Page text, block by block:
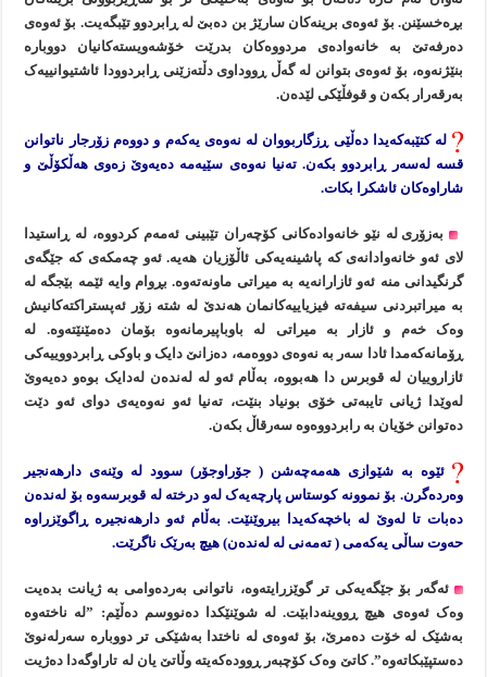
بڕەخسێنن. بۆ ئەوەی برینەکان سارێژ بن دەبێ لە ڕابردوو تێبگەیت. بۆ ئەوەی
دەرفەتێ بە خانەوادەی مردووەکان بدرێت خۆشەویستەکانیان دووبارە
بنێژنەوە، بۆ ئەوەی بتوانن لە گەڵ ڕووداوی دڵتەزێنی ڕابردوودا ئاشتیوانییەک
بەرقەرار بکەن و قوفڵێکی لێدەن.
لە کتێبەکەیدا دەڵێی ڕزگاربووان لە نەوەی یەکەم و دووەم زۆرجار ناتوانن
قسە لەسەر ڕابردوو بکەن. تەنیا نەوەی سێیەمە دەیەوێ زەوی هەڵکۆڵێ و
شاراوەکان ئاشکرا بکات.
بەزۆری لە نێو خانەوادەکانی کۆچەران تێبینی ئەمەم کردووە، لە ڕاستیدا
لای ئەو خانەوادانەی کە پاشینەیەکی ئاڵۆزیان هەیە. ئەو چەمکەی کە جێگەی
گرنگیدانی منە ئەو ئازارانەیە بە میراتی ماونەتەوە. بڕوام وایە ئێمە بێجگە لە
بە میراتبردنی سیفەتە فیزیاییەکانمان هەندێ لە شتە زۆر ئەپستراکتەکانیش
وەک خەم و ئازار بە میراتی لە باوباپیرمانەوە بۆمان دەمێنێتەوە. لە
ڕۆمانەکەمدا ئادا سەر بە نەوەی دووەمە، دەزانێ دایک و باوکی ڕابردووییەکی
ئازاروییان لە قوبرس دا هەبووە، بەڵام ئەو لە لەندەن لەدایک بوەو دەیەوێ
لەوێدا ژیانی تایبەتی خۆی بونیاد بنێت، تەنیا ئەو نەوەیەی دوای ئەو دێت
دەتوانن خۆیان بە رابردووەوە سەرقاڵ بکەن.
ئێوە بە شێوازی هەمەچەشن ( جۆراوجۆر) سوود لە وێنەی دارهەنجیر
وەردەگرن. بۆ نموونە کوستاس پارچەیەک لەو درختە لە قوبرسەوە بۆ لەندەن
دەبات تا لەوێ لە باخچەکەیدا بیروێنێت. بەڵام ئەو دارهەنجیرە ڕاگوێزراوە
حەوت ساڵی یەکەمی ( تەمەنی لە لەندەن) هیچ بەرێک ناگرێت.
ئەگەر بۆ جێگەیەکی تر گوێزرایتەوە، ناتوانی بەردەوامی بە ژیانت بدەیت
وەک ئەوەی هیچ ڕووینەدابێت. لە شوێنێکدا دەنووسم دەڵێم: ”لە ناختەوە
بەشێک لە خۆت دەمرێ، بۆ ئەوەی لە ناختدا بەشێکی تر دووبارە سەرلەنوێ
دەستپێبکاتەوە”. کاتێ وەک کۆچبەر ڕوودەکەیتە وڵاتێ یان لە تاراوگەدا دەژیت